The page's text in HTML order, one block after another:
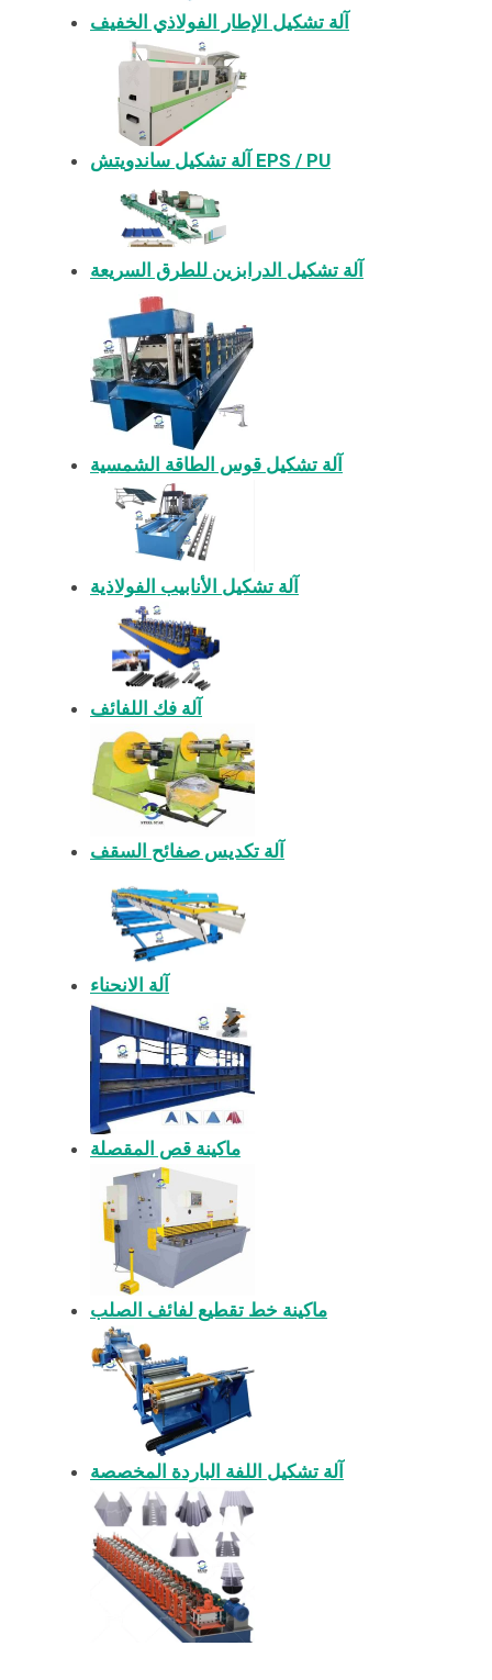
آلة تشكيل الإطار الفولاذي الخفيف
آلة تشكيل ساندويتش EPS / PU
آلة تشكيل الدرابزين للطرق السريعة
آلة تشكيل قوس الطاقة الشمسية
آلة تشكيل الأنابيب الفولاذية
آلة فك اللفائف
آلة تكديس صفائح السقف
آلة الانحناء
ماكينة قص المقصلة
ماكينة خط تقطيع لفائف الصلب
آلة تشكيل اللفة الباردة المخصصة